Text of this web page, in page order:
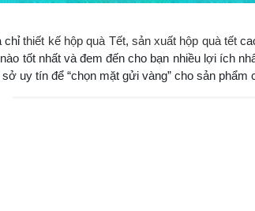
chỉthiết kế hộp quà Tết, sản xuất hộp quà tết
tốt nhất và đem đến cho bạn nhiều lợi ích
uy tín để “chọn mặt gửi vàng” cho sản phẩm